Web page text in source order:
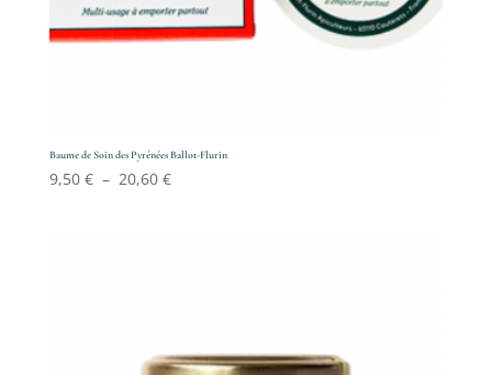
Baume de Soin des Pyrénées Ballot-Flurin
9,50 € – 20,60 €Plage